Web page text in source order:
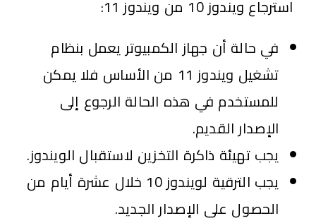
استرجاع ويندوز 10 من ويندوز 11:
في حالة أن جهاز الكمبيوتر يعمل بنظام
تشغيل ويندوز 11 من الأساس فلا يمكن
للمستخدم في هذه الحالة الرجوع إلى
الإصدار القديم.
يجب تهيئة ذاكرة التخزين لاستقبال الويندوز.
يجب الترقية لويندوز 10 خلال عشرة أيام من
الحصول على الإصدار الجديد.